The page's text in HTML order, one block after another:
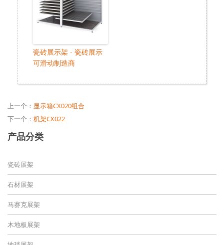
瓷砖展示架 - 瓷砖展示
可滑动制造商
上一个： 显示箱CX020组合
下一个： 机架CX022
产品分类
瓷砖展架
石材展架
马赛克展架
木地板展架